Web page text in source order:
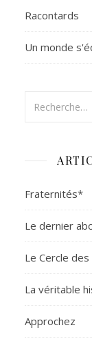
Racontards
Un monde
Fraternités*
Le dernier
Le Cercle
La véritable
Approchez